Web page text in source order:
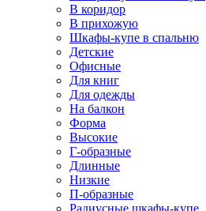
В коридор
В прихожую
Шкафы-купе в спальню
Детские
Офисные
Для книг
Для одежды
На балкон
Форма
Высокие
Г-образные
Длинные
Низкие
П-образные
Радиусные шкафы-купе